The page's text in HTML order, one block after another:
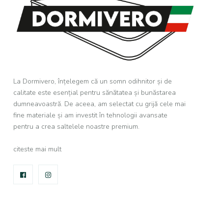
La Dormivero, înțelegem că un somn odihnitor și de
calitate este esențial pentru sănătatea și bunăstarea
dumneavoastră. De aceea, am selectat cu grijă cele mai
fine materiale și am investit în tehnologii avansate
pentru a crea saltelele noastre premium.
citeste mai mult
FACEBOOK